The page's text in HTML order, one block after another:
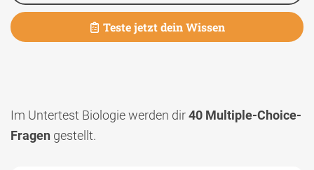
Teste jetzt dein Wissen
Im Untertest Biologie werden dir40 Multiple-Choice-
Fragen gestellt.